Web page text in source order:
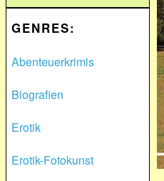
GENRES:
Abenteuerkrimis
Biografien
Erotik
Erotik-Fotokunst